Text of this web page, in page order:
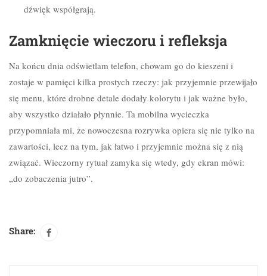
dźwięk współgrają.
Zamknięcie wieczoru i refleksja
Na końcu dnia odświetlam telefon, chowam go do kieszeni i
zostaje w pamięci kilka prostych rzeczy: jak przyjemnie przewijało
się menu, które drobne detale dodały kolorytu i jak ważne było,
aby wszystko działało płynnie. Ta mobilna wycieczka
przypomniała mi, że nowoczesna rozrywka opiera się nie tylko na
zawartości, lecz na tym, jak łatwo i przyjemnie można się z nią
związać. Wieczorny rytuał zamyka się wtedy, gdy ekran mówi:
„do zobaczenia jutro”.
Share: